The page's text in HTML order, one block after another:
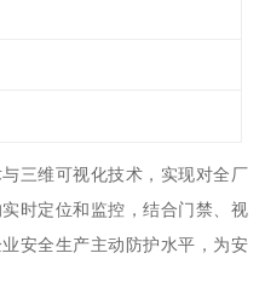
三维可视化技术，实现对全厂
时定位和监控，结合门禁、视
安全生产主动防护水平，为安